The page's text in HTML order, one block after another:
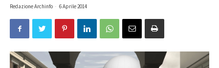
Redazione Archinfo - 6 Aprile 2014